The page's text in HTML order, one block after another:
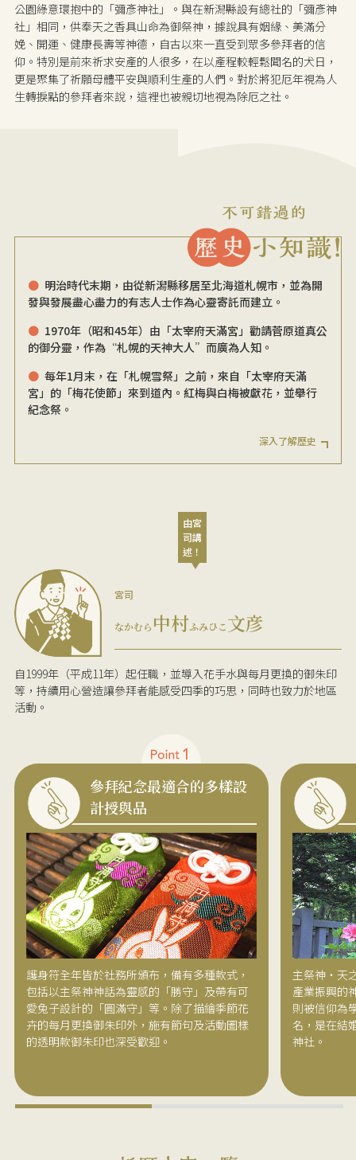
公園綠意環抱中的「彌彥神社」。與在新潟縣設有總社的「彌彥神
社」相同，供奉天之香具山命為御祭神，據說具有姻緣、美滿分
娩、開運、健康長壽等神德，自古以來一直受到眾多參拜者的信
仰。特別是前來祈求安產的人很多，在以產程較輕鬆聞名的犬日，
更是聚集了祈願母體平安與順利生產的人們。對於將犯厄年視為人
生轉捩點的參拜者來說，這裡也被親切地視為除厄之社。
明治時代末期，由從新潟縣移居至北海道札幌市，並為開
發與發展盡心盡力的有志人士作為心靈寄託而建立。
1970年（昭和45年）由「太宰府天滿宮」勸請菅原道真公
的御分靈，作為“札幌的天神大人”而廣為人知。
每年1月末，在「札幌雪祭」之前，來自「太宰府天滿
宮」的「梅花使節」來到道內。紅梅與白梅被獻花，並舉行
紀念祭。
深入了解歷史
由宮
司講
述！
宮司
なかむら 中村ふみひこ文彦
自1999年（平成11年）起任職，並導入花手水與每月更換的御朱印
等，持續用心營造讓參拜者能感受四季的巧思，同時也致力於地區
活動。
參拜紀念最適合的多樣設
計授與品
護身符全年皆於社務所頒布，備有多種款式，
包括以主祭神神話為靈感的「勝守」及帶有可
愛兔子設計的「圓滿守」等。除了描繪季節花
卉的每月更換御朱印外，施有節句及活動圖樣
的透明款御朱印也深受歡迎。
主祭神・天
產業振興的
則被信仰為
名，是在結
神社。